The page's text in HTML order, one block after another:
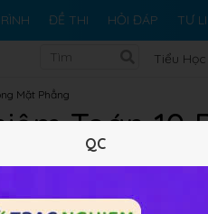
ĐỀ THI HỎI ĐÁP TƯ
Tiểu Học
Mặt Phẳng
Toán 10
QC